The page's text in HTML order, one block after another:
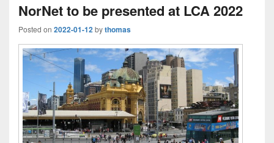
NorNet to be presented at LCA 2022
Posted on 2022-01-12bythomas